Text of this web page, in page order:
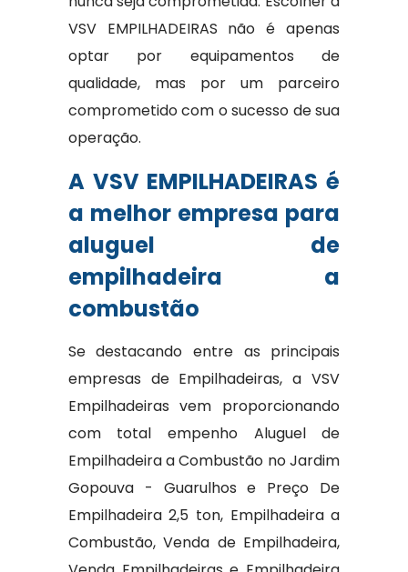
VSV EMPILHADEIRAS não é apenas
optar por equipamentos de
qualidade, mas por um parceiro
comprometido com o sucesso de sua
operação.
A VSV EMPILHADEIRAS é
a melhor empresa para
aluguel de
empilhadeira a
combustão
Se destacando entre as principais
empresas de Empilhadeiras, a VSV
Empilhadeiras vem proporcionando
com total empenho Aluguel de
Empilhadeira a Combustão no Jardim
Gopouva - Guarulhos e Preço De
Empilhadeira 2,5 ton, Empilhadeira a
Combustão, Venda de Empilhadeira,